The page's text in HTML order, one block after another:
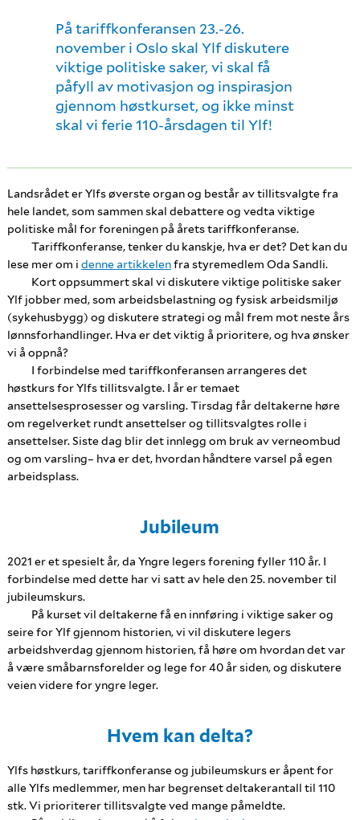
På tariffkonferansen 23.-26.
november i Oslo skal Ylf diskutere
viktige politiske saker, vi skal få
påfyll av motivasjon og inspirasjon
gjennom høstkurset, og ikke minst
skal vi ferie 110-årsdagen til Ylf!
Landsrådet er Ylfs øverste organ og består av tillitsvalgte fra
hele landet, som sammen skal debattere og vedta viktige
politiske mål for foreningen på årets tariffkonferanse.
Tariffkonferanse, tenker du kanskje, hva er det? Det kan du
lese mer om i denne artikkelenfra styremedlem Oda Sandli.
Kort oppsummert skal vi diskutere viktige politiske saker
Ylf jobber med, som arbeidsbelastning og fysisk arbeidsmiljø
(sykehusbygg) og diskutere strategi og mål frem mot neste års
lønnsforhandlinger. Hva er det viktig å prioritere, og hva ønsker
vi å oppnå?
I forbindelse med tariffkonferansen arrangeres det
høstkurs for Ylfs tillitsvalgte. I år er temaet
ansettelsesprosesser og varsling. Tirsdag får deltakerne høre
om regelverket rundt ansettelser og tillitsvalgtes rolle i
ansettelser. Siste dag blir det innlegg om bruk av verneombud
og om varsling– hva er det, hvordan håndtere varsel på egen
arbeidsplass.
Jubileum
2021 er et spesielt år, da Yngre legers forening fyller 110 år. I
forbindelse med dette har vi satt av hele den 25. november til
jubileumskurs.
På kurset vil deltakerne få en innføring i viktige saker og
seire for Ylf gjennom historien, vi vil diskutere legers
arbeidshverdag gjennom historien, få høre om hvordan det var
å være småbarnsforelder og lege for 40 år siden, og diskutere
veien videre for yngre leger.
Hvem kan delta?
Ylfs høstkurs, tariffkonferanse og jubileumskurs er åpent for
alle Ylfs medlemmer, men har begrenset deltakerantall til 110
stk. Vi prioriterer tillitsvalgte ved mange påmeldte.